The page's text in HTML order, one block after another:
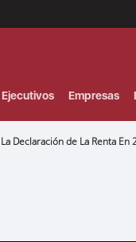
Empresas
Declaración de La Renta En